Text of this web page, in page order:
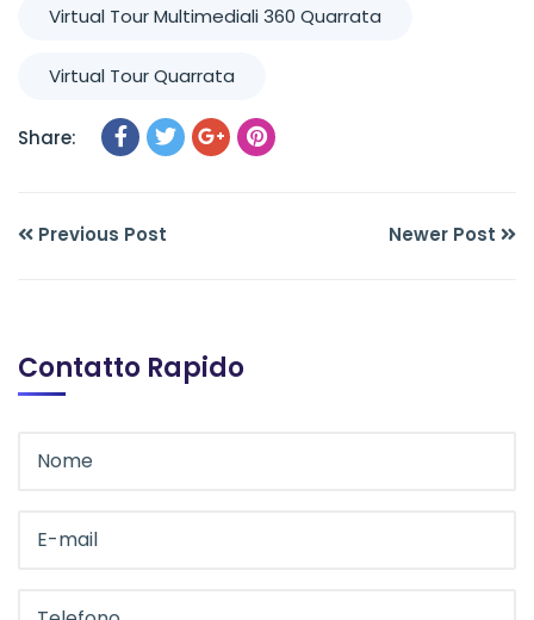
Virtual Tour Multimediali 360 Quarrata
Virtual Tour Quarrata
Share:
Previous Post Newer Post
Contatto Rapido